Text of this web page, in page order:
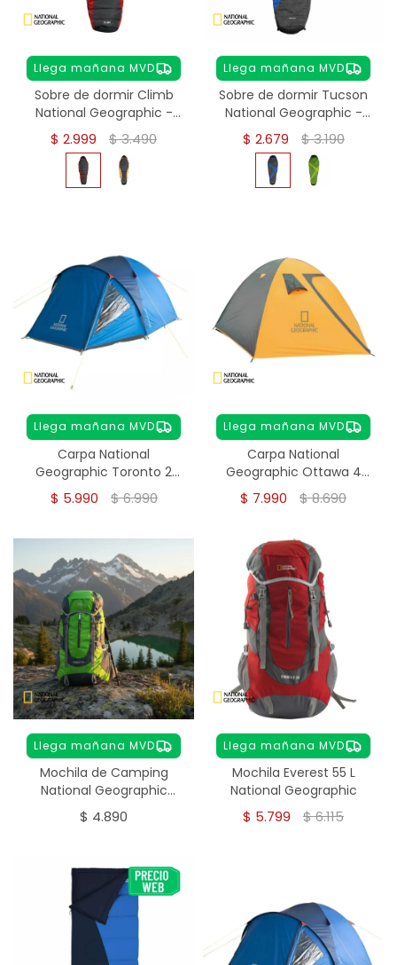
Llega mañana MVD
Sobre de dormir Climb
National Geographic -
Rojo
$ 2.999 $3.490
Llega mañana MVD
Sobre de dormir Tucson
National Geographic -
Azul
$ 2.679 $3.190
Llega mañana MVD
Carpa National
Geographic Toronto 2
personas
$ 5.990 $6.990
Llega mañana MVD
Carpa National
Geographic Ottawa 4
personas
$ 7.990 $8.690
Llega mañana MVD
Mochila de Camping
National Geographic
Everest 45 L
$ 4.890
Llega mañana MVD
Mochila Everest 55 L
National Geographic
$ 5.799 $6.115